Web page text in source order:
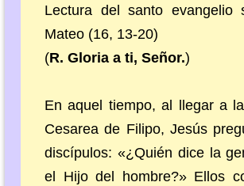
Lectura del santo evangelio
Mateo (16, 13-20)
(R. Gloria a ti, Señor.)
En aquel tiempo, al llegar a
Cesarea de Filipo, Jesús
discípulos: «¿Quién dice la
el Hijo del hombre?» Ellos